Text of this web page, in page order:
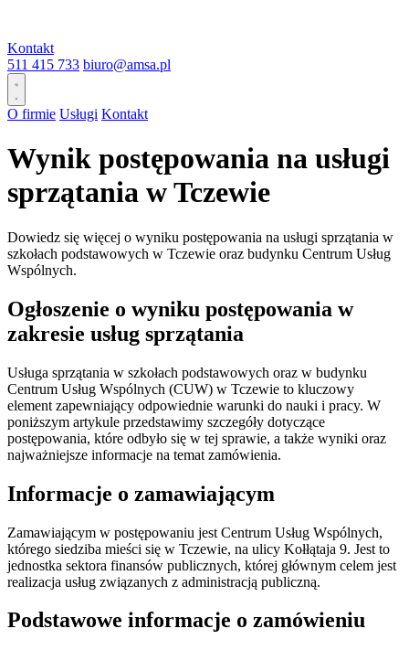
Kontakt
511 415 733 biuro@amsa.pl
O firmie Usługi Kontakt
Wynik postępowania na usługi
sprzątania w Tczewie
Dowiedz się więcej o wyniku postępowania na usługi sprzątania w
szkołach podstawowych w Tczewie oraz budynku Centrum Usług
Wspólnych.
Ogłoszenie o wyniku postępowania w
zakresie usług sprzątania
Usługa sprzątania w szkołach podstawowych oraz w budynku
Centrum Usług Wspólnych (CUW) w Tczewie to kluczowy
element zapewniający odpowiednie warunki do nauki i pracy. W
poniższym artykule przedstawimy szczegóły dotyczące
postępowania, które odbyło się w tej sprawie, a także wyniki oraz
najważniejsze informacje na temat zamówienia.
Informacje o zamawiającym
Zamawiającym w postępowaniu jest Centrum Usług Wspólnych,
którego siedziba mieści się w Tczewie, na ulicy Kołłątaja 9. Jest to
jednostka sektora finansów publicznych, której głównym celem jest
realizacja usług związanych z administracją publiczną.
Podstawowe informacje o zamówieniu